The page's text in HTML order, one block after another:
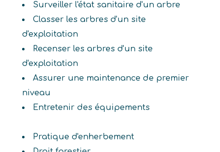
Surveiller l'état sanitaire d'un arbre
Classer les arbres d'un site
d'exploitation
Recenser les arbres d'un site
d'exploitation
Assurer une maintenance de premier
niveau
Entretenir des équipements
Pratique d'enherbement